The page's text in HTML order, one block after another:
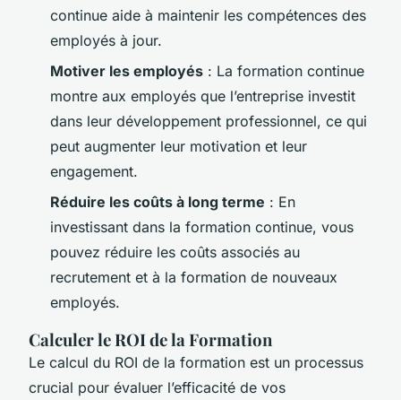
continue aide à maintenir les compétences des
employés à jour.
Motiver les employés : La formation continue
montre aux employés que l’entreprise investit
dans leur développement professionnel, ce qui
peut augmenter leur motivation et leur
engagement.
Réduire les coûts à long terme : En
investissant dans la formation continue, vous
pouvez réduire les coûts associés au
recrutement et à la formation de nouveaux
employés.
Calculer le ROI de la Formation
Le calcul du ROI de la formation est un processus
crucial pour évaluer l’efficacité de vos